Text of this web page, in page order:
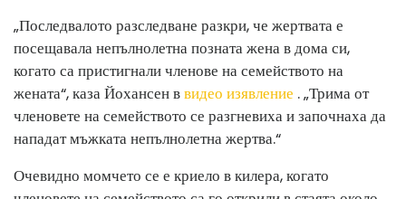
„Последвалото разследване разкри, че жертвата е
посещавала непълнолетна позната жена в дома си,
когато са пристигнали членове на семейството на
жената“, каза Йохансен ввидео изявление . „Трима от
членовете на семейството се разгневиха и започнаха да
нападат мъжката непълнолетна жертва.“
Очевидно момчето се е криело в килера, когато